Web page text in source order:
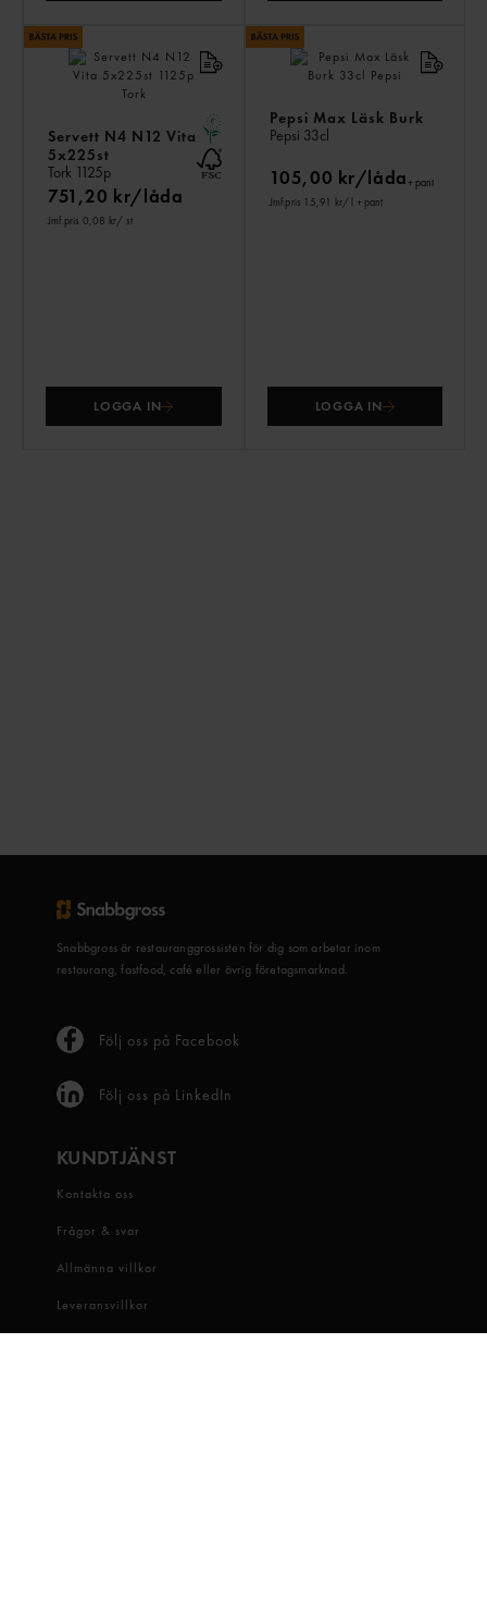
Servett N4 N12 Vita
5x225st
Tork 1125p
751,20 kr/låda
Jmf.pris 0,08 kr/ st
LOGGA IN
Pepsi Max Läsk Burk
Pepsi 33cl
105,00 kr/låda+ pant
Jmf.pris 15,91 kr/ l + pant
LOGGA IN
Snabbgross är restauranggrossisten för dig som arbetar inom
restaurang, fastfood, café eller övrig företagsmarknad.
Följ oss på Facebook
Följ oss på LinkedIn
KUNDTJÄNST
Kontakta oss
Frågor & svar
Allmänna villkor
Leveransvillkor